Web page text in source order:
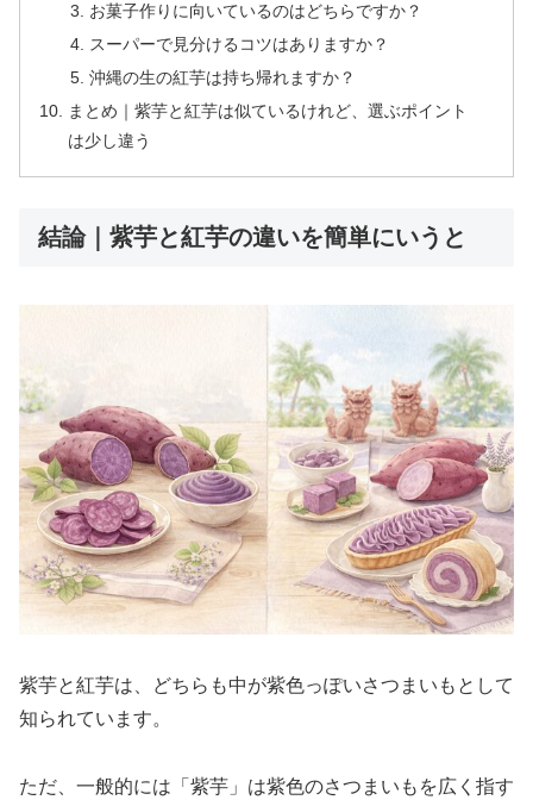
お菓子作りに向いているのはどちらですか？
スーパーで見分けるコツはありますか？
沖縄の生の紅芋は持ち帰れますか？
まとめ｜紫芋と紅芋は似ているけれど、選ぶポイント
は少し違う
結論｜紫芋と紅芋の違いを簡単にいうと
紫芋と紅芋は、どちらも中が紫色っぽいさつまいもとして
知られています。
ただ、一般的には「紫芋」は紫色のさつまいもを広く指す